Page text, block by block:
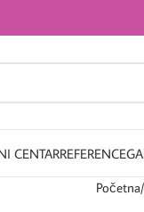
CENTARREFERENCE
Početna